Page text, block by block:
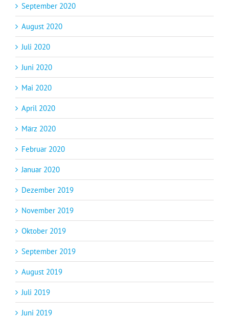
September 2020
August 2020
Juli 2020
Juni 2020
Mai 2020
April 2020
März 2020
Februar 2020
Januar 2020
Dezember 2019
November 2019
Oktober 2019
September 2019
August 2019
Juli 2019
Juni 2019